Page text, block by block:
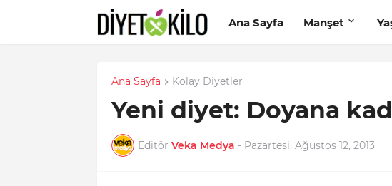
Ana Sayfa Manşet
Ana Sayfa Kolay Diyetler
Yeni diyet: Doyana
Editör Veka Medya - Pazartesi, Ağustos 12, 2013